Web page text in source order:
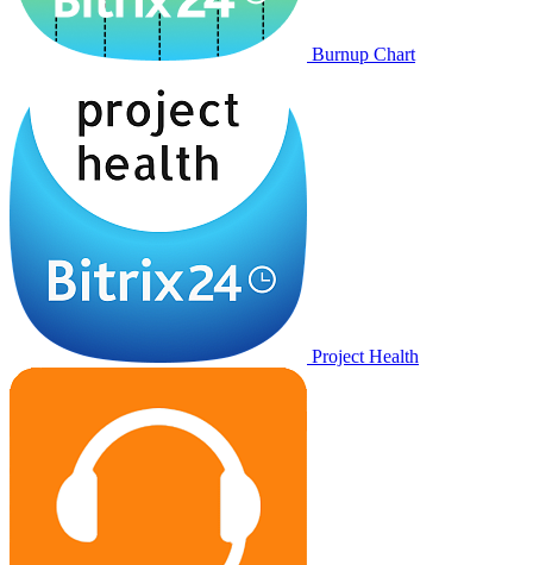
Burnup Chart
Project Health